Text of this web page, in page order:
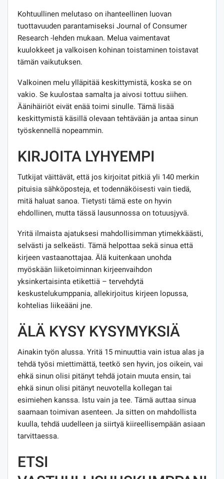
Kohtuullinen melutaso on ihanteellinen luovan
tuottavuuden parantamiseksi Journal of Consumer
Research -lehden mukaan. Melua vaimentavat
kuulokkeet ja valkoisen kohinan toistaminen toistavat
tämän vaikutuksen.
Valkoinen melu ylläpitää keskittymistä, koska se on
vakio. Se kuulostaa samalta ja aivosi tottuu siihen.
Äänihäiriöt eivät enää toimi sinulle. Tämä lisää
keskittymistä käsillä olevaan tehtävään ja antaa sinun
työskennellä nopeammin.
KIRJOITA LYHYEMPI
Tutkijat väittävät, että jos kirjoitat pitkiä yli 140 merkin
pituisia sähköposteja, et todennäköisesti vain tiedä,
mitä haluat sanoa. Tietysti tämä este on hyvin
ehdollinen, mutta tässä lausunnossa on totuusjyvä.
Yritä ilmaista ajatuksesi mahdollisimman ytimekkäästi,
selvästi ja selkeästi. Tämä helpottaa sekä sinua että
kirjeen vastaanottajaa. Älä kuitenkaan unohda
myöskään liiketoiminnan kirjeenvaihdon
yksinkertaisinta etikettiä – tervehdytä
keskustelukumppania, allekirjoitus kirjeen lopussa,
kohtelias liikeääni jne.
ÄLÄ KYSY KYSYMYKSIÄ
Ainakin työn alussa. Yritä 15 minuuttia vain istua alas ja
tehdä työsi miettimättä, teetkö sen hyvin, jos oikein, vai
ehkä sinun olisi pitänyt tehdä jotain muuta ensin, tai
ehkä sinun olisi pitänyt neuvotella kollegan tai
esimiehen kanssa. Istu vain ja tee. Tämä auttaa sinua
saamaan toimivan asenteen. Ja sitten on mahdollista
kuulla, tehdä uudelleen ja siirtyä kiireellisempään asiaan
tarvittaessa.
ETSI